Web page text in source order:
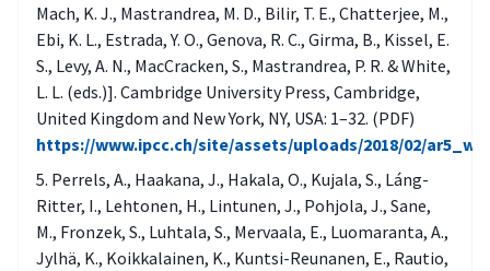
Mach, K. J., Mastrandrea, M. D., Bilir, T. E., Chatterjee, M.,
Ebi, K. L., Estrada, Y. O., Genova, R. C., Girma, B., Kissel, E.
S., Levy, A. N., MacCracken, S., Mastrandrea, P. R. & White,
L. L. (eds.)]. Cambridge University Press, Cambridge,
United Kingdom and New York, NY, USA: 1–32. (PDF)
https://www.ipcc.ch/site/assets/uploads/2018/02/
Perrels, A., Haakana, J., Hakala, O., Kujala, S., Láng-
Ritter, I., Lehtonen, H., Lintunen, J., Pohjola, J., Sane,
M., Fronzek, S., Luhtala, S., Mervaala, E., Luomaranta, A.,
Jylhä, K., Koikkalainen, K., Kuntsi-Reunanen, E., Rautio,